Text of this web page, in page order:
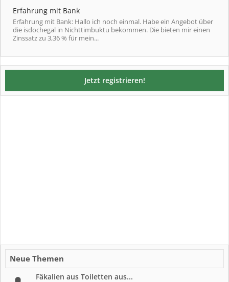
Erfahrung mit Bank
Erfahrung mit Bank: Hallo ich noch einmal. Habe ein Angebot über
die isdochegal in Nichttimbuktu bekommen. Die bieten mir einen
Zinssatz zu 3,36 % für mein...
Jetzt registrieren!
Neue Themen
Fäkalien aus Toiletten aus...